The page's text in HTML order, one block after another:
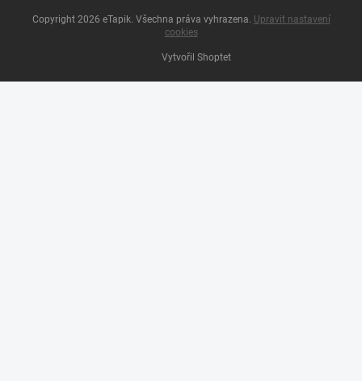
Vytvořil Shoptet
Copyright 2026 eTapik. Všechna práva vyhrazena. Upravit nastavení
cookies